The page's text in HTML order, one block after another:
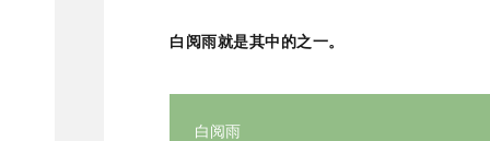
白阅雨就是其中的之一。
白阅雨